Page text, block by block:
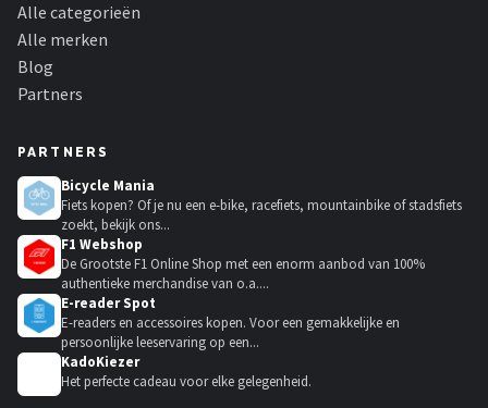
Alle categorieën
Alle merken
Blog
Partners
PARTNERS
Bicycle Mania
Fiets kopen? Of je nu een e-bike, racefiets, mountainbike of stadsfiets
zoekt, bekijk ons...
F1 Webshop
De Grootste F1 Online Shop met een enorm aanbod van 100%
authentieke merchandise van o.a....
E-reader Spot
E-readers en accessoires kopen. Voor een gemakkelijke en
persoonlijke leeservaring op een...
KadoKiezer
Het perfecte cadeau voor elke gelegenheid.